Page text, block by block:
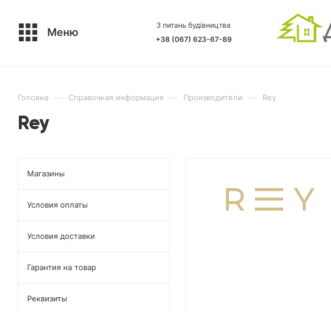
Меню
З питань будівництва
+38 (067) 623-67-89
Головна — Справочная информация — Производители — Rey
Rey
Магазины
Условия оплаты
Условия доставки
Гарантия на товар
Реквизиты